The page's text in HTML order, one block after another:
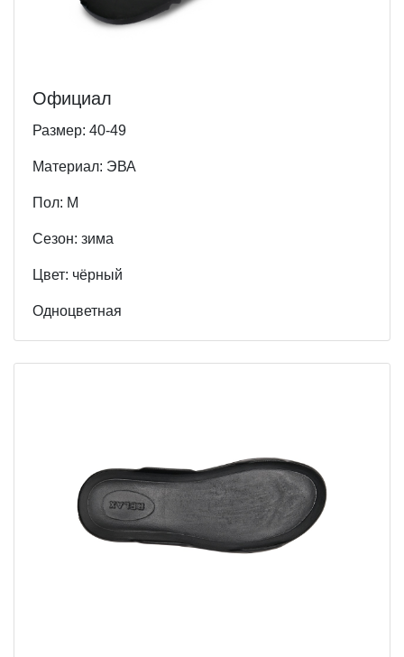
Официал
Размер: 40-49
Материал: ЭВА
Пол: М
Cезон: зима
Цвет: чёрный
Одноцветная